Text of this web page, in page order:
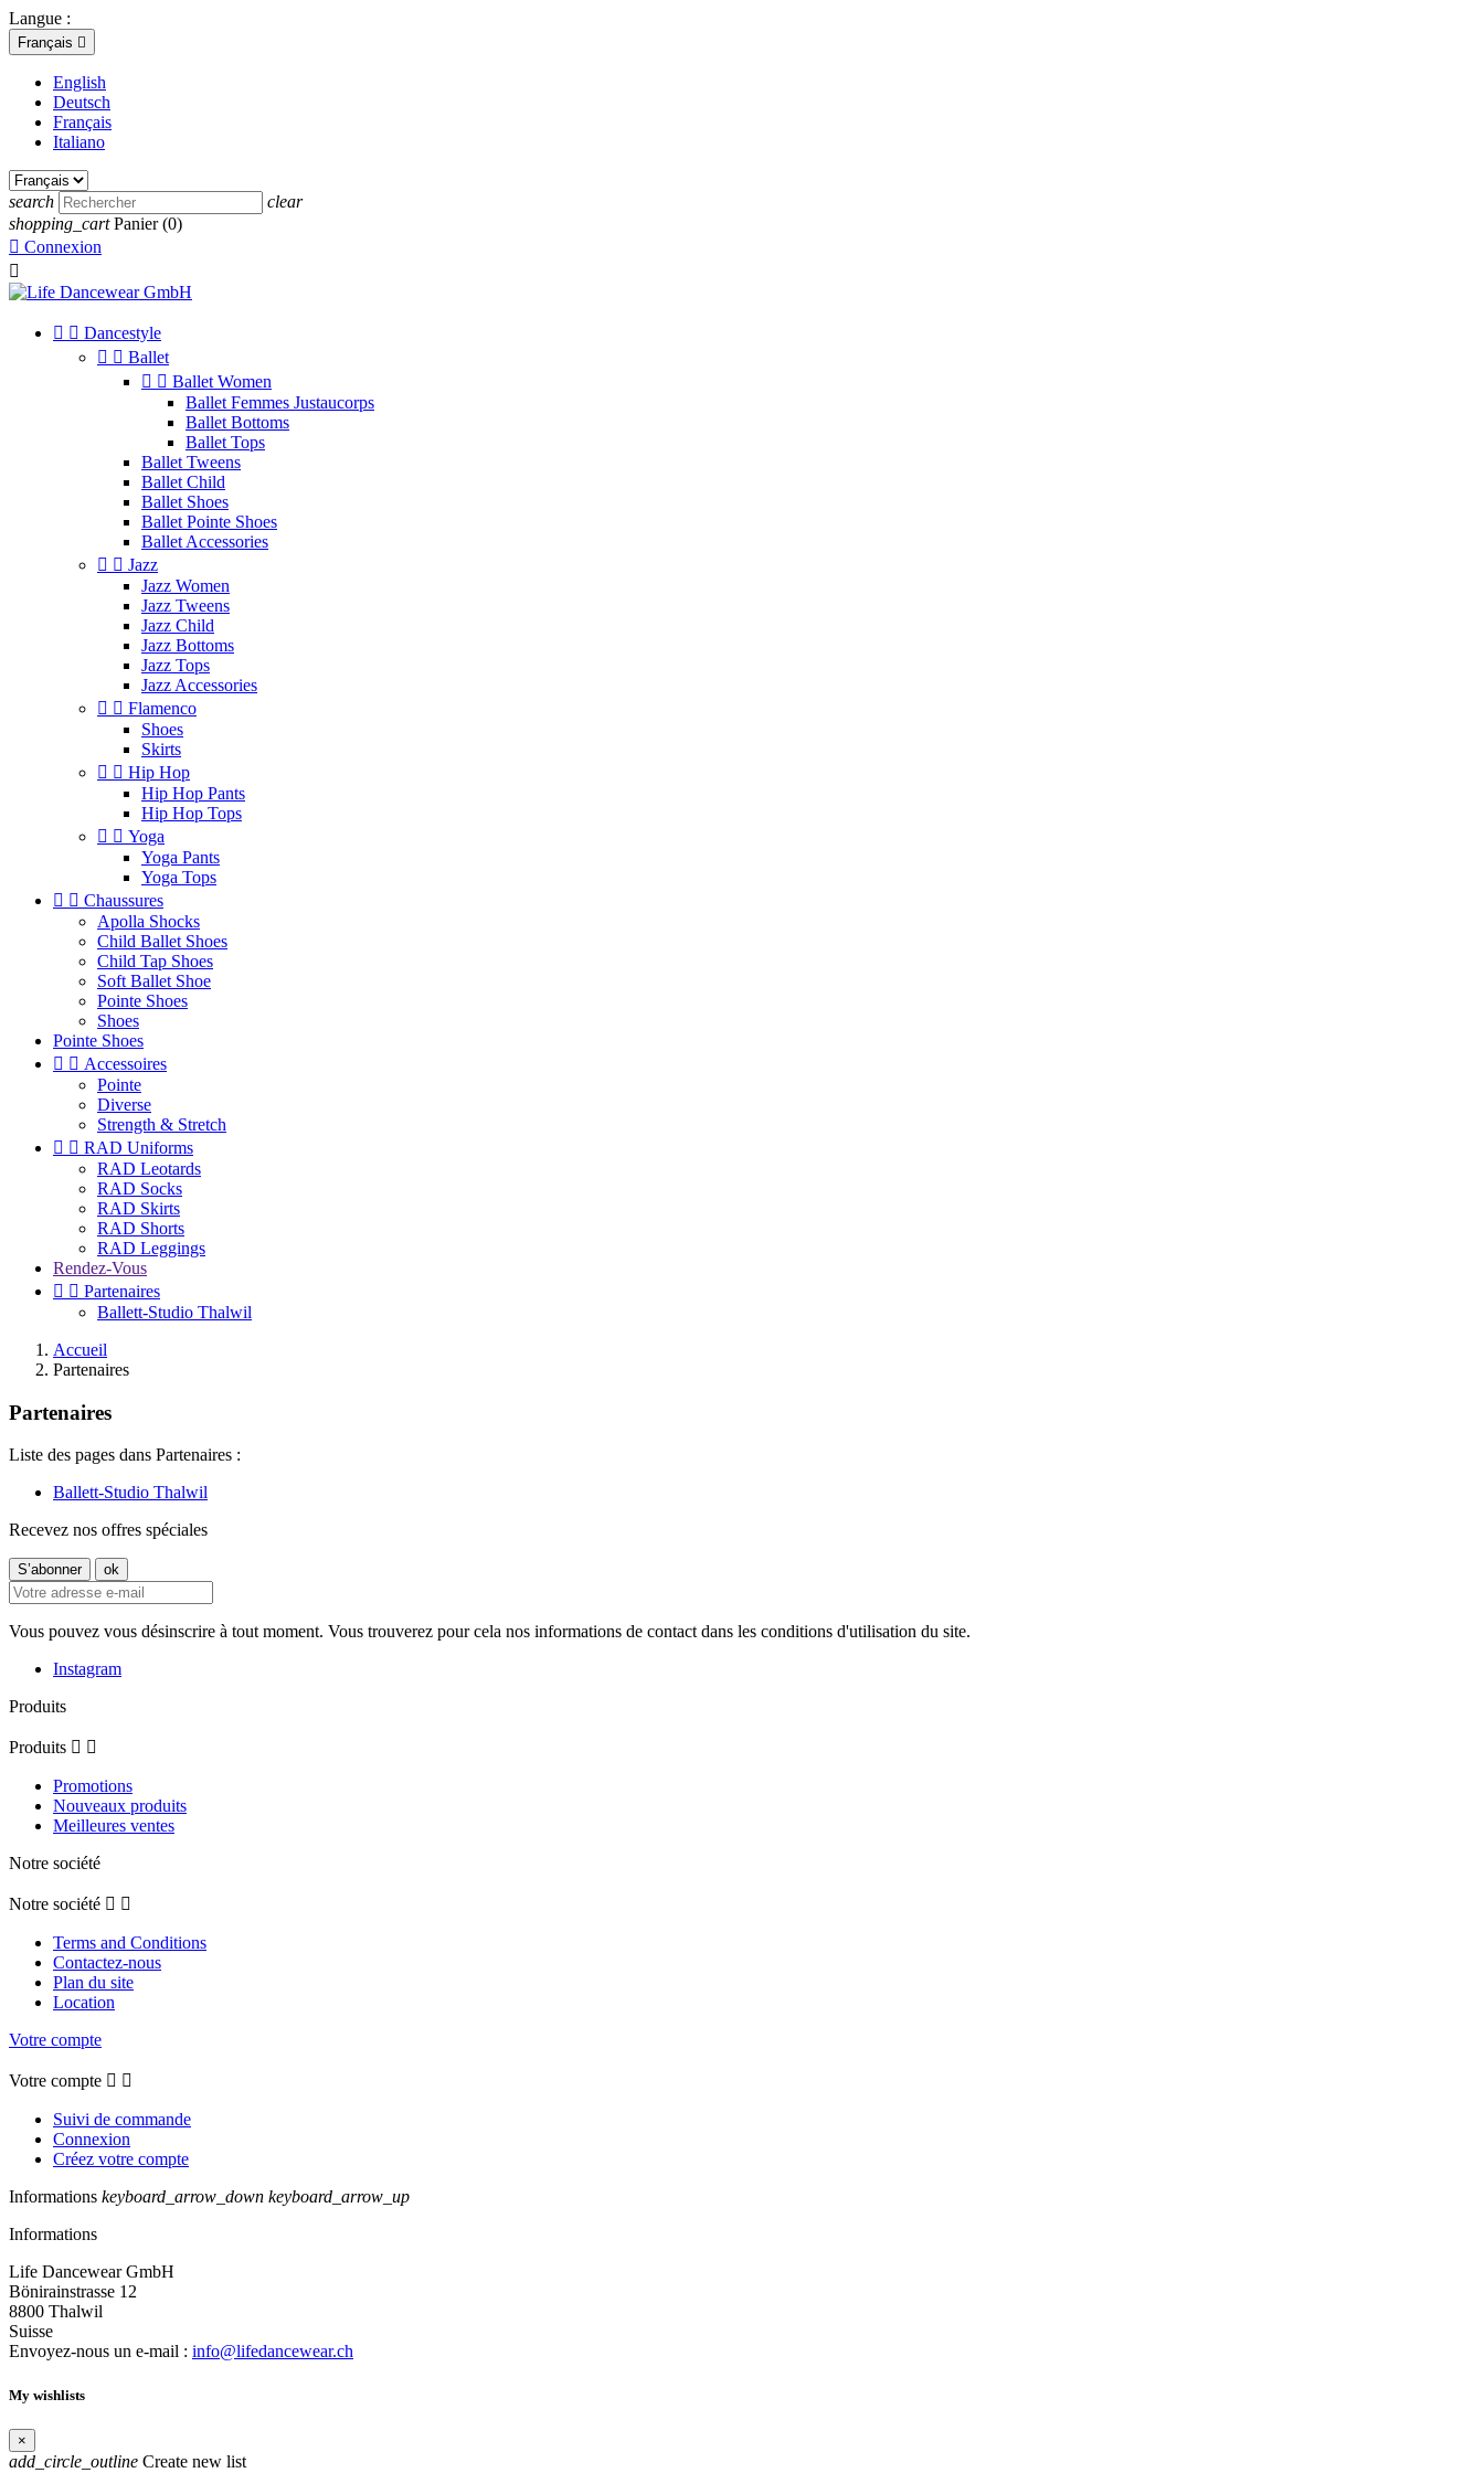
Langue :
Français 
English
Deutsch
Français
Italiano
search
clear
shopping_cart Panier (0)
 Connexion

  Dancestyle
  Ballet
  Ballet Women
Ballet Femmes Justaucorps
Ballet Bottoms
Ballet Tops
Ballet Tweens
Ballet Child
Ballet Shoes
Ballet Pointe Shoes
Ballet Accessories
  Jazz
Jazz Women
Jazz Tweens
Jazz Child
Jazz Bottoms
Jazz Tops
Jazz Accessories
  Flamenco
Shoes
Skirts
  Hip Hop
Hip Hop Pants
Hip Hop Tops
  Yoga
Yoga Pants
Yoga Tops
  Chaussures
Apolla Shocks
Child Ballet Shoes
Child Tap Shoes
Soft Ballet Shoe
Pointe Shoes
Shoes
Pointe Shoes
  Accessoires
Pointe
Diverse
Strength & Stretch
  RAD Uniforms
RAD Leotards
RAD Socks
RAD Skirts
RAD Shorts
RAD Leggings
Rendez-Vous
  Partenaires
Ballett-Studio Thalwil
Accueil
Partenaires
Partenaires
Liste des pages dans Partenaires :
Ballett-Studio Thalwil
Recevez nos offres spéciales
Vous pouvez vous désinscrire à tout moment. Vous trouverez pour cela nos informations de contact dans les conditions d'utilisation du site.
Instagram
Produits
Produits  
Promotions
Nouveaux produits
Meilleures ventes
Notre société
Notre société  
Terms and Conditions
Contactez-nous
Plan du site
Location
Votre compte
Votre compte  
Suivi de commande
Connexion
Créez votre compte
Informations keyboard_arrow_down keyboard_arrow_up
Informations
Life Dancewear GmbH
Bönirainstrasse 12
8800 Thalwil
Suisse
Envoyez-nous un e-mail : info@lifedancewear.ch
My wishlists
×
add_circle_outline Create new list